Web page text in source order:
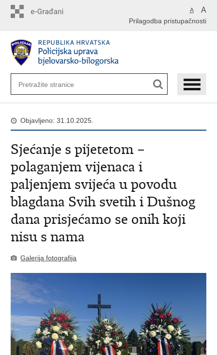
A A
Prilagodba pristupačnosti
Objavljeno: 31.10.2025.
Sjećanje s pijetetom –
polaganjem vijenaca i
paljenjem svijeća u povodu
blagdana Svih svetih i Dušnog
dana prisjećamo se onih koji
nisu s nama
Galerija fotografija